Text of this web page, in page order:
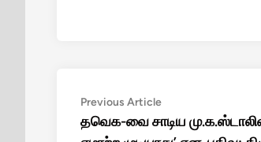
Post
navigation
Previous ArticlePrevious
article:
தவெக-வை சாடிய